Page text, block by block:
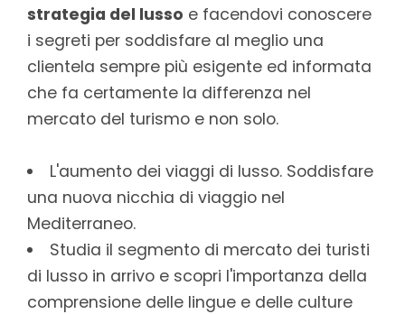
strategia del lusso e facendovi conoscere
i segreti per soddisfare al meglio una
clientela sempre più esigente ed informata
che fa certamente la differenza nel
mercato del turismo e non solo.
L'aumento dei viaggi di lusso. Soddisfare
una nuova nicchia di viaggio nel
Mediterraneo.
Studia il segmento di mercato dei turisti
di lusso in arrivo e scopri l'importanza della
comprensione delle lingue e delle culture